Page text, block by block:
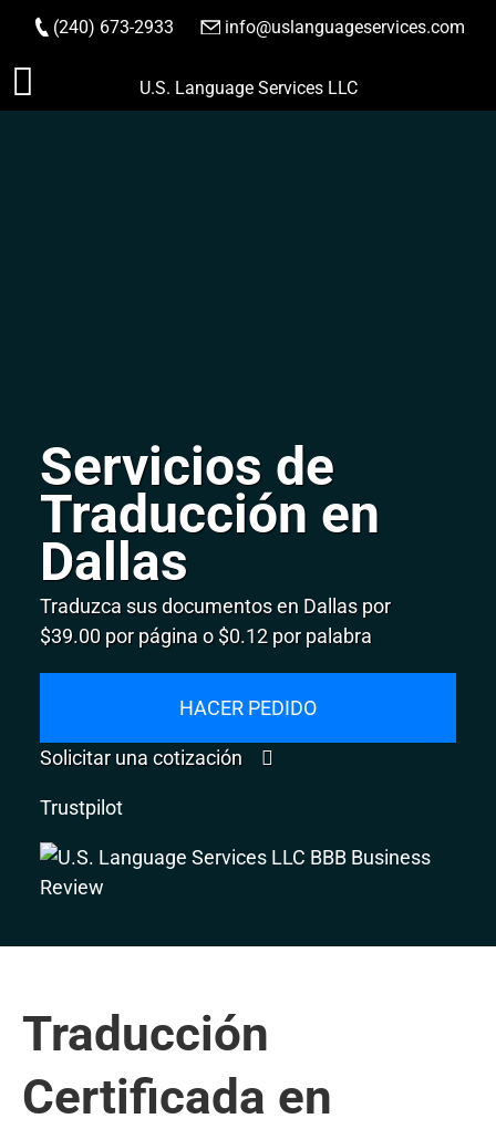
Saltar
(240) 673-2933 info@uslanguageservices.com
HACER PEDIDO
U.S. Language Services LLC
Servicios de
Traducción en
Dallas
Traduzca sus documentos en Dallas por
$39.00 por página o $0.12 por palabra
HACER PEDIDO
Solicitar una cotización
Trustpilot
Traducción
Certificada en